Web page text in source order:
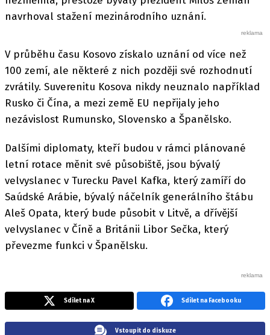
navrhoval stažení mezinárodního uznání.
V průběhu času Kosovo získalo uznání od více než
100 zemí, ale některé z nich později své rozhodnutí
zvrátily. Suverenitu Kosova nikdy neuznalo například
Rusko či Čína, a mezi země EU nepřijaly jeho
nezávislost Rumunsko, Slovensko a Španělsko.
Dalšími diplomaty, kteří budou v rámci plánované
letní rotace měnit své působiště, jsou bývalý
velvyslanec v Turecku Pavel Kafka, který zamíří do
Saúdské Arábie, bývalý náčelník generálního štábu
Aleš Opata, který bude působit v Litvě, a dřívější
velvyslanec v Číně a Británii Libor Sečka, který
převezme funkci v Španělsku.
Sdílet na X Sdílet na Facebooku
Vstoupit do diskuze